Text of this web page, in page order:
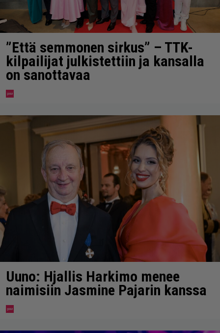
”Että semmonen sirkus” – TTK-
kilpailijat julkistettiin ja kansalla
on sanottavaa
Uuno: Hjallis Harkimo menee
naimisiin Jasmine Pajarin kanssa